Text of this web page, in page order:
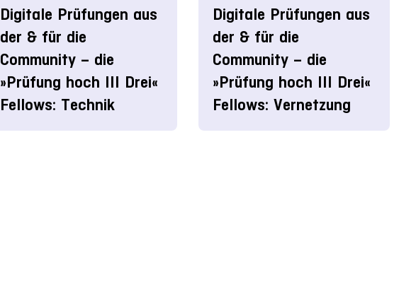
Digitale Prüfungen aus
der & für die
Community – die
»Prüfung hoch III Drei«
Fellows: Technik
Digitale Prüfungen aus
der & für die
Community – die
»Prüfung hoch III Drei«
Fellows: Vernetzung